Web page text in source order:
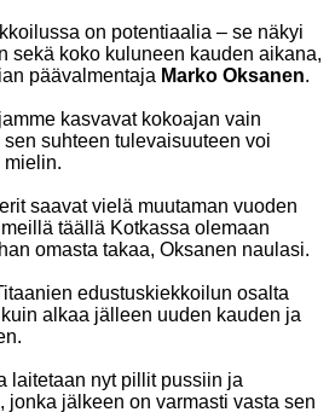
on potentiaalia – se näkyi
sekä koko kuluneen kauden aikana,
päävalmentaja Marko Oksanen.
kasvavat kokoajan vain
suhteen tulevaisuuteen voi
mielin.
saavat vielä muutaman vuoden
täällä Kotkassa olemaan
omasta takaa, Oksanen naulasi.
edustuskiekkoilun osalta
alkaa jälleen uuden kauden ja
laitetaan nyt pillit pussiin ja
jonka jälkeen on varmasti vasta sen